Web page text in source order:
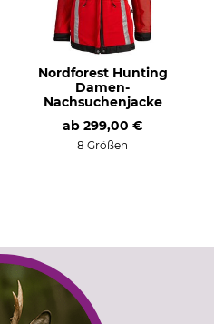
Eigenschaften
wärmeisolierend
Jahreszeit
Herbst
Nordforest Hunting
Damen-
Nachsuchenjacke
ab 299,00 €
8 Größen
SERVICE